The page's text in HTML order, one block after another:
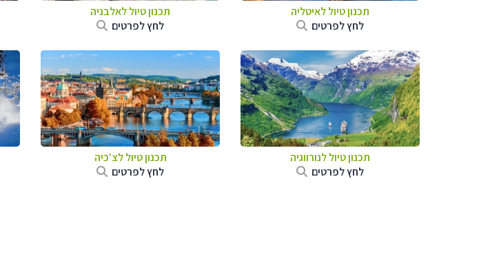
תכנון טיול לאיטליה
לחץ לפרטים
תכנון טיול לאלבניה
לחץ לפרטים
תכנון טיול לנורווגיה
לחץ לפרטים
תכנון טיול לצ'כיה
לחץ לפרטים